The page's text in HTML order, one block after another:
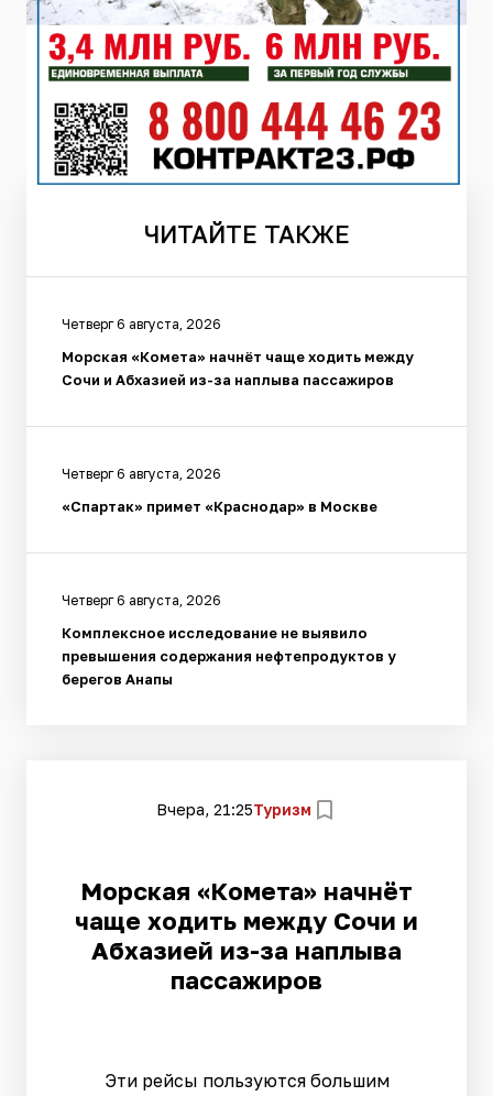
ЧИТАЙТЕ ТАКЖЕ
Четверг 6 августа, 2026
Морская «Комета» начнёт чаще ходить между
Сочи и Абхазией из-за наплыва пассажиров
Четверг 6 августа, 2026
«Спартак» примет «Краснодар» в Москве
Четверг 6 августа, 2026
Комплексное исследование не выявило
превышения содержания нефтепродуктов у
берегов Анапы
Вчера, 21:25Туризм
Морская «Комета» начнёт
чаще ходить между Сочи и
Абхазией из-за наплыва
пассажиров
Эти рейсы пользуются большим